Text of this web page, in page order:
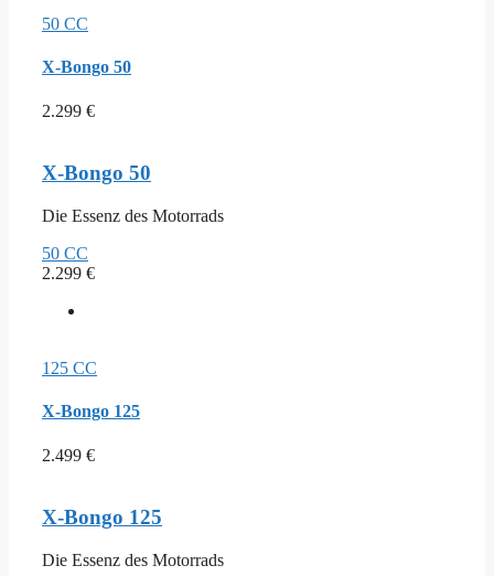
50 CC
X-Bongo 50
2.299 €
X-Bongo 50
Die Essenz des Motorrads
50 CC
2.299 €
125 CC
X-Bongo 125
2.499 €
X-Bongo 125
Die Essenz des Motorrads